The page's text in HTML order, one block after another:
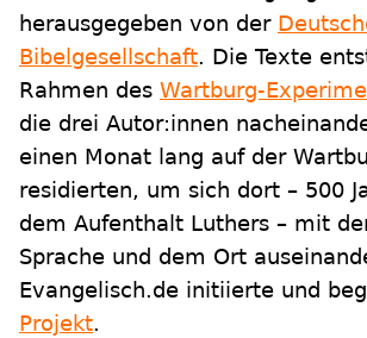
herausgegeben von der
Bibelgesellschaft. Die Texte
Rahmen des Wartburg-
die drei Autor:innen
einen Monat lang auf der
residierten, um sich dort – 500
dem Aufenthalt Luthers – mit
Sprache und dem Ort
Evangelisch.de initiierte und
Projekt.